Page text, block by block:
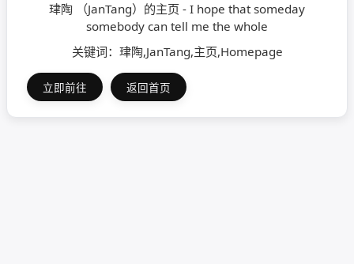
珒陶 （JanTang）的主页 - I hope that someday
somebody can tell me the whole
关键词：珒陶,JanTang,主页,Homepage
立即前往 返回首页